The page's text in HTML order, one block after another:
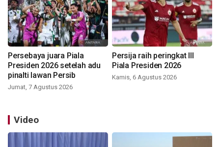
Persebaya juara Piala
Presiden 2026 setelah adu
pinalti lawan Persib
Jumat, 7 Agustus 2026
Persija raih peringkat III
Piala Presiden 2026
Kamis, 6 Agustus 2026
Video